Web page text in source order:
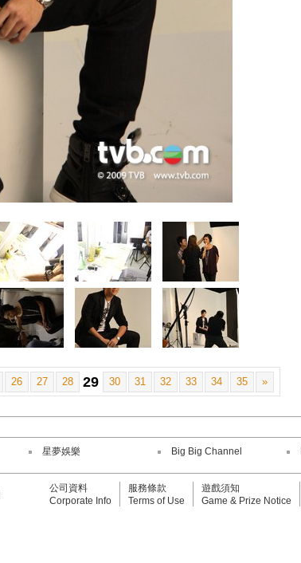
26 27 28 29 30 31 32 33 34 35 »
星夢娛樂 Big Big Channel
公司資料
Corporate Info
服務條款
Terms of Use
遊戲須知
Game & Prize Notice